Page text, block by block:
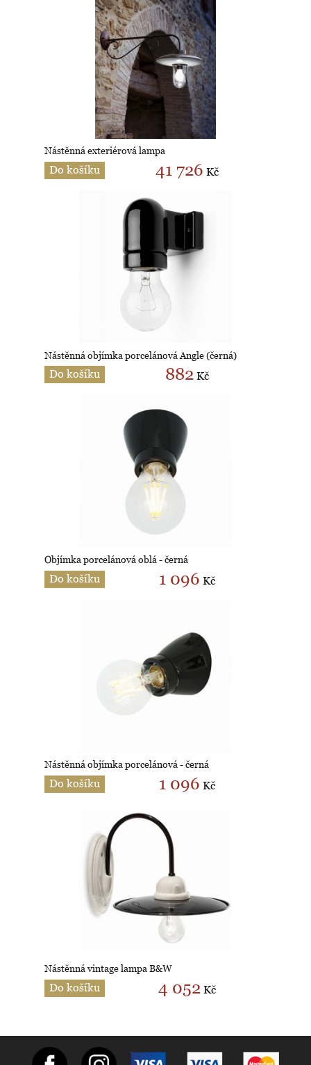
Nástěnná exteriérová lampa
Do košíku 41 726 Kč
Nástěnná objímka porcelánová Angle (černá)
Do košíku 882 Kč
Objímka porcelánová oblá - černá
Do košíku 1 096 Kč
Nástěnná objímka porcelánová - černá
Do košíku 1 096 Kč
Nástěnná vintage lampa B&W
Do košíku 4 052 Kč